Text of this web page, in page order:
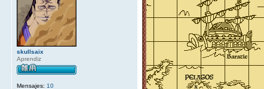
skullsaix
Aprendiz
Mensajes: 10